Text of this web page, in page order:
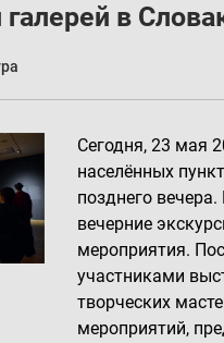
в
Сегодня, 23 мая
населённых
позднего
вечерние
мероприятия.
участниками
творческих
мероприятий,